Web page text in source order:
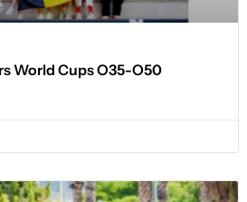
World Cups O35-O50